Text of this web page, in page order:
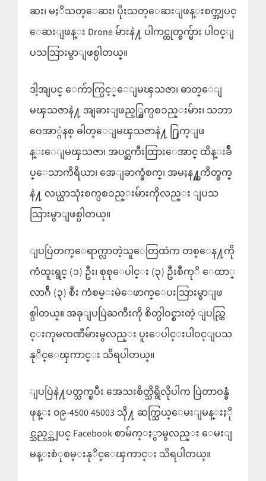
ဆး၊ မႈိသတ္ေဆး၊ ပိုးသတ္ေဆးျဖန္းစက္အျပင္
ေဆးျဖန္း Drone မ်ားနဲ႔ ပါကင္ထုတ္စက္မ်ား ပါဝင္ျ
ပသသြားမွာျဖစ္ပါတယ္။
ဒါ့အျပင္ ေက်ာက္ပြင့္ေျမၾသဇာ၊ ဓာတ္ေျ
မၾသဇာနဲ႔ အျခားျဖည့္စြက္ပစၥည္းမ်ား၊ သဘာ
ဝေအာ္ဂဲနစ္ ဓါတ္ေျမၾသဇာနဲ႔ ႐ြက္ျဖ
န္းေျမၾသဇာ၊ အပင္ႀကီးထြားေအာင္ ထိန္းခ်ဳ
ပ္ေသာကိရိယာ၊ အေျခာက္ခံစက္၊ အမႈန႔္ႀကိတ္စက္
နဲ႔ လယ္ယာသုံးစက္ပစၥည္းမ်ားကိုလည္း ျပသ
သြားမွာျဖစ္ပါတယ္။
ျပပြဲတက္ေရာက္လာတဲ့သူေတြထဲက တစ္ေန႔ကို
ကံထူးရွင္ (၁) ဦး၊ စုစုေပါင္း (၃) ဦးစီကုိ ေထာ္
လာဂ်ီ (၃) စီး ကံစမ္းမဲေဖာက္ေပးသြားမွာျဖ
စ္ပါတယ္။ အခုျပပြဲႀကီးကို စိတ္ပါဝင္စားတဲ့ ျပည္တြ
င္းကုမၸဏီမ်ားမွလည္း ပူးေပါင္းပါဝင္ျပသ
နုိင္ေၾကာင္း သိရပါတယ္။
ျပပြဲနဲ႔ပတ္သက္ၿပီး အေသးစိတ္သိရွိလိုပါက ပြဲတာဝန္ခံ
ဖုန္း ၀၉-4500 45003 သို႔ ဆက္သြယ္ေမးျမန္းႏို
င္သည့္အျပင္ Facebook စာမ်က္ႏွာမွလည္း ေမးျ
မန္းစံုစမ္းနုိင္ေၾကာင္း သိရပါတယ္။